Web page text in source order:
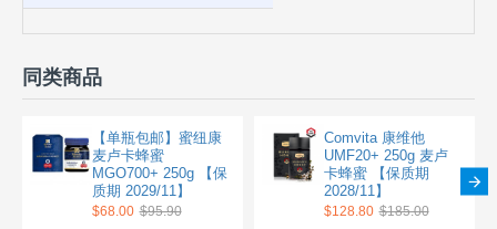
同类商品
【单瓶包邮】蜜纽康
麦卢卡蜂蜜
MGO700+ 250g 【保
质期 2029/11】
$68.00 $95.90
Comvita 康维他
UMF20+ 250g 麦卢
卡蜂蜜 【保质期
2028/11】
$128.80 $185.00